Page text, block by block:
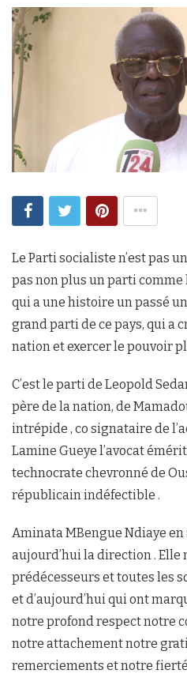
Le Parti socialiste n’est pas
pas non plus un parti comme
qui a une histoire un passé
grand parti de ce pays, qui a
nation et exercer le pouvoir
C’est le parti de Leopold
père de la nation, de
intrépide , co signataire de
Lamine Gueye l’avocat
technocrate chevronné de
républicain indéfectible .
Aminata MBengue Ndiaye en
aujourd’hui la direction . Elle
prédécesseurs et toutes les
et d’aujourd’hui qui ont
notre profond respect notre
notre attachement notre
remerciements et notre